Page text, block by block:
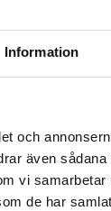
Information
och
även
vi
de har
tuoksuu
Limeä, antaen
värikäs
on